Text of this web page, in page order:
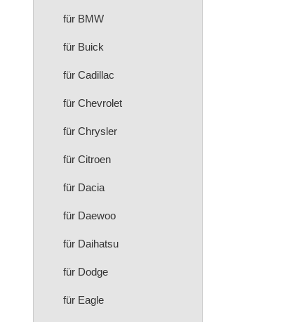
für BMW
für Buick
für Cadillac
für Chevrolet
für Chrysler
für Citroen
für Dacia
für Daewoo
für Daihatsu
für Dodge
für Eagle